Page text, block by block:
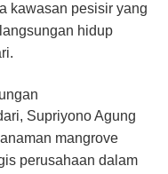
kawasan pesisir yang
hidup
Supriyono Agung
mangrove
perusahaan dalam